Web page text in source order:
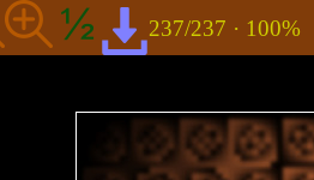
237/237 · 100%